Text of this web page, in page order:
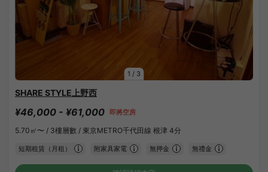
1 / 3
SHARE STYLE上野西
¥46,000 - ¥61,000 即將空房
5.70㎡〜 / 3樓層數 / 東京METRO千代田線 根津 4分
短期租賃（月租） 附家具家電 無押金 無禮金